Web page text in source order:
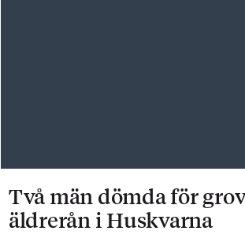
Två män dömda för
äldrerån i Huskvarna